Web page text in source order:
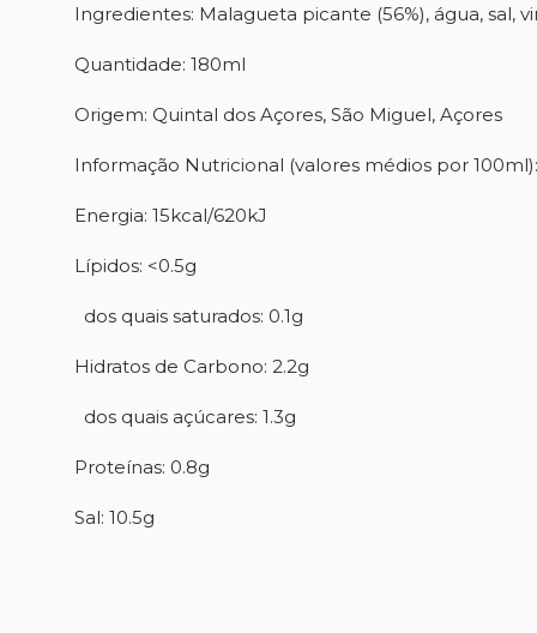
Ingredientes: Malagueta picante (56%), água, sal,
Quantidade: 180ml
Origem: Quintal dos Açores, São Miguel, Açores
Informação Nutricional (valores médios por 100ml):
Energia: 15kcal/620kJ
Lípidos: <0.5g
dos quais saturados: 0.1g
Hidratos de Carbono: 2.2g
dos quais açúcares: 1.3g
Proteínas: 0.8g
Sal: 10.5g